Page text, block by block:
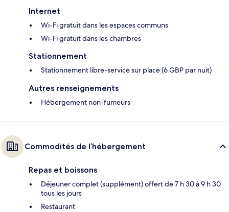
Internet
Wi-Fi gratuit dans les espaces communs
Wi-Fi gratuit dans les chambres
Stationnement
Stationnement libre-service sur place (6 GBP par nuit)
Autres renseignements
Hébergement non-fumeurs
Commodités de l’hébergement
Repas et boissons
Déjeuner complet (supplément) offert de 7 h 30 à 9 h 30
tous les jours
Restaurant